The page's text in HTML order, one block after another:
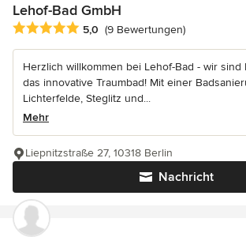
Lehof-Bad GmbH
Durchschnittliche Bewertung: 5 von 5
5,0 (9 Bewertungen)
Herzlich willkommen bei Lehof-Bad - wir sind
das innovative Traumbad! Mit einer
Lichterfelde, Steglitz und...
Mehr
Nachricht
Liepnitzstraße 27, 10318 Berlin